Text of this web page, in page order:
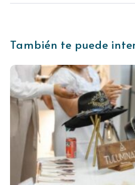
También te puede